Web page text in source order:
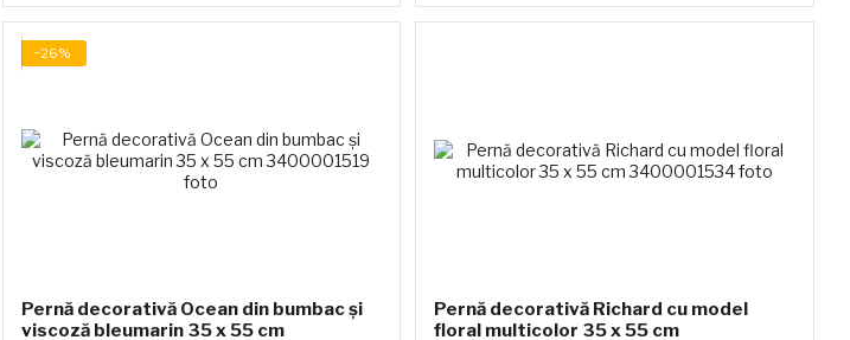
−26%
Pernă decorativă Ocean din bumbac și
viscoză bleumarin 35 x 55 cm
Pernă decorativă Richard cu model
floral multicolor 35 x 55 cm